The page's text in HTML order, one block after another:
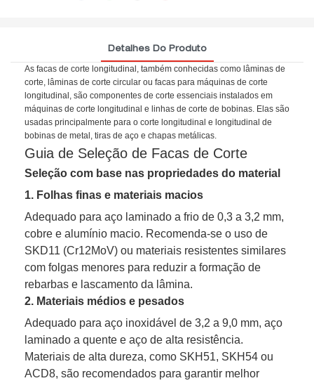
Detalhes Do Produto
As facas de corte longitudinal, também conhecidas como lâminas de
corte, lâminas de corte circular ou facas para máquinas de corte
longitudinal, são componentes de corte essenciais instalados em
máquinas de corte longitudinal e linhas de corte de bobinas. Elas são
usadas principalmente para o corte longitudinal e longitudinal de
bobinas de metal, tiras de aço e chapas metálicas.
Guia de Seleção de Facas de Corte
Seleção com base nas propriedades do material
1. Folhas finas e materiais macios
Adequado para aço laminado a frio de 0,3 a 3,2 mm,
cobre e alumínio macio. Recomenda-se o uso de
SKD11 (Cr12MoV) ou materiais resistentes similares
com folgas menores para reduzir a formação de
rebarbas e lascamento da lâmina.
2. Materiais médios e pesados
Adequado para aço inoxidável de 3,2 a 9,0 mm, aço
laminado a quente e aço de alta resistência.
Materiais de alta dureza, como SKH51, SKH54 ou
ACD8, são recomendados para garantir melhor